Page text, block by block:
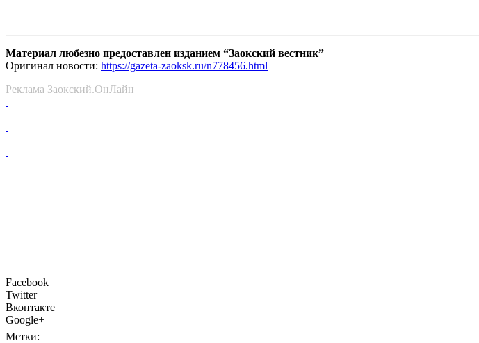
Материал любезно предоставлен изданием “Заокский вестник”
Оригинал новости: https://gazeta-zaoksk.ru/n778456.html
Реклама Заокский.ОнЛайн
Facebook
Twitter
Вконтакте
Google+
Метки: